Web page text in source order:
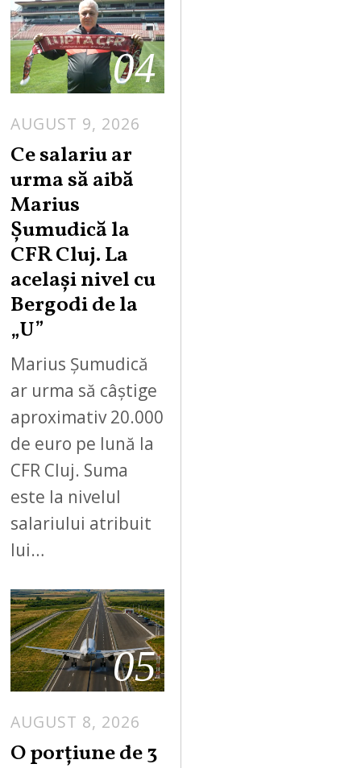
04
AUGUST 9, 2026
Ce salariu ar
urma să aibă
Marius
Șumudică la
CFR Cluj. La
același nivel cu
Bergodi de la
„U”
Marius Șumudică
ar urma să câștige
aproximativ 20.000
de euro pe lună la
CFR Cluj. Suma
este la nivelul
salariului atribuit
lui…
05
AUGUST 8, 2026
U
O porțiune de 3